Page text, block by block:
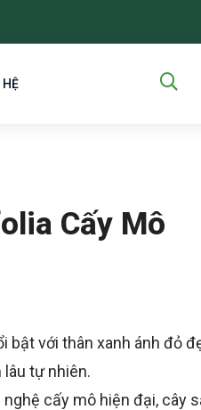
HỆ
Cấy Mô
bật với thân xanh ánh đỏ
tự nhiên.
cấy mô hiện đại, cây